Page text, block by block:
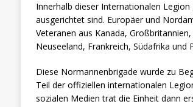
Innerhalb dieser Internationalen
ausgerichtet sind. Europäer und
Veteranen aus Kanada,
Neuseeland, Frankreich, Südafrika und
Diese Normannenbrigade wurde zu
Teil der offiziellen internationalen
sozialen Medien trat die Einheit dann